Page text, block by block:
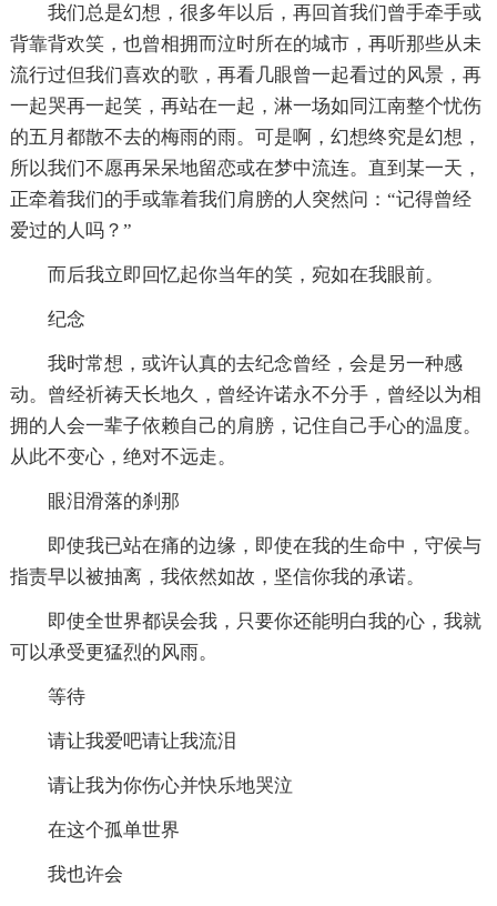
我们总是幻想，很多年以后，再回首我们曾手牵手或
背靠背欢笑，也曾相拥而泣时所在的城市，再听那些从未
流行过但我们喜欢的歌，再看几眼曾一起看过的风景，再
一起哭再一起笑，再站在一起，淋一场如同江南整个忧伤
的五月都散不去的梅雨的雨。可是啊，幻想终究是幻想，
所以我们不愿再呆呆地留恋或在梦中流连。直到某一天，
正牵着我们的手或靠着我们肩膀的人突然问：“记得曾经
爱过的人吗？”
而后我立即回忆起你当年的笑，宛如在我眼前。
纪念
我时常想，或许认真的去纪念曾经，会是另一种感
动。曾经祈祷天长地久，曾经许诺永不分手，曾经以为相
拥的人会一辈子依赖自己的肩膀，记住自己手心的温度。
从此不变心，绝对不远走。
眼泪滑落的刹那
即使我已站在痛的边缘，即使在我的生命中，守侯与
指责早以被抽离，我依然如故，坚信你我的承诺。
即使全世界都误会我，只要你还能明白我的心，我就
可以承受更猛烈的风雨。
等待
请让我爱吧请让我流泪
请让我为你伤心并快乐地哭泣
在这个孤单世界
我也许会